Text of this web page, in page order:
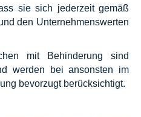
sie sich jederzeit gemäß
den Unternehmenswerten
mit Behinderung sind
werden bei ansonsten im
bevorzugt berücksichtigt.